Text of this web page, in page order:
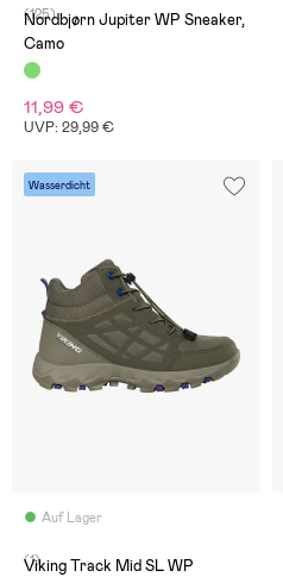
(125)
Nordbjørn Jupiter WP Sneaker,
Camo
11,99 €
UVP: 29,99 €
Wasserdicht
Auf Lager
(1)
Viking Track Mid SL WP